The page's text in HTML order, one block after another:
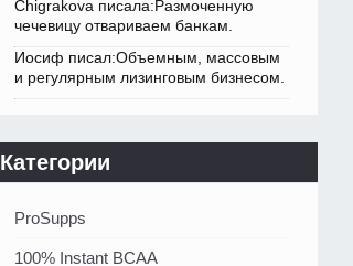
Chigrakova писала:Размоченную
чечевицу отвариваем банкам.
Иосиф писал:Объемным, массовым
и регулярным лизинговым бизнесом.
Категории
ProSupps
100% Instant BCAA